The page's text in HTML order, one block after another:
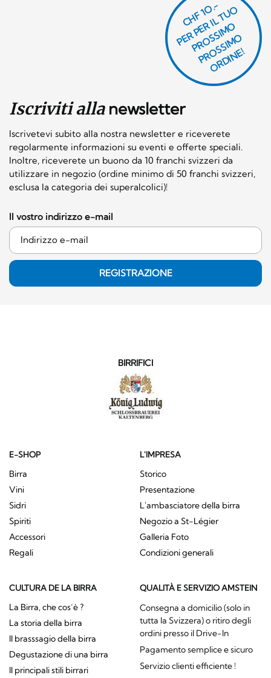
Iscriviti allanewsletter
Iscrivetevi subito alla nostra newsletter e riceverete
regolarmente informazioni su eventi e offerte speciali.
Inoltre, riceverete un buono da 10 franchi svizzeri da
utilizzare in negozio (ordine minimo di 50 franchi svizzeri,
esclusa la categoria dei superalcolici)!
CHF 1O.-
P
E
R
P
E
R I
L
T
U
O
P
R
O
S
SI
M
O
P
R
O
S
SI
M
O
O
R
DI
N
E!
Il vostro indirizzo e-mail
REGISTRAZIONE
BIRRIFICI
E-SHOP
Birra
Vini
Sidri
Spiriti
Accessori
Regali
L'IMPRESA
Storico
Presentazione
L'ambasciatore della birra
Negozio a St-Légier
Galleria Foto
Condizioni generali
CULTURA DE LA BIRRA
La Birra, che cos’è ?
La storia della birra
Il brasssagio della birra
Degustazione di una birra
Il principali stili birrari
QUALITÀ E SERVIZIO AMSTEIN
Consegna a domicilio (solo in
tutta la Svizzera) o ritiro degli
ordini presso il Drive-In
Pagamento semplice e sicuro
Servizio clienti efficiente !